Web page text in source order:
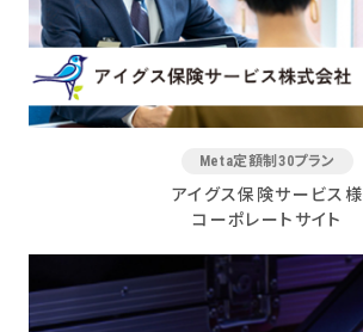
Meta定額制30プラン
アイグス保険サービス様
コーポレートサイト